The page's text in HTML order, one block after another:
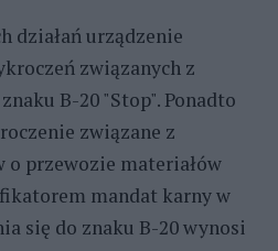
działań urządzenie
związanych z
B-20 "Stop". Ponadto
związane z
o przewozie materiałów
mandat karny w
się do znaku B-20 wynosi